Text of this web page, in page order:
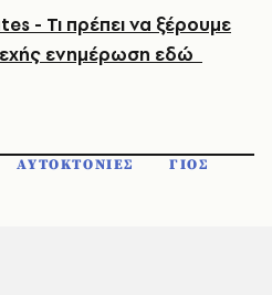
- Τι πρέπει να ξέρουμε
ενημέρωση εδώ
ΑΥΤΟΚΤΟΝΙΕΣ
ΓΙΟΣ